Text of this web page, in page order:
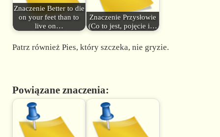
Znaczenie Better to die
on your feet than to
live on…
Znaczenie Przysłowie
(Co to jest, pojęcie i…
Patrz również Pies, który szczeka, nie gryzie.
Powiązane znaczenia: